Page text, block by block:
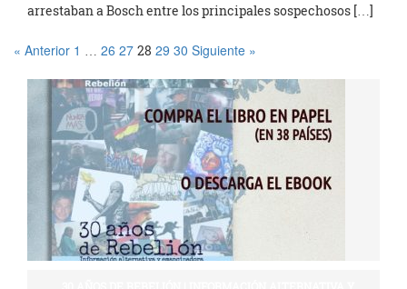
arrestaban a Bosch entre los principales sospechosos […]
« Anterior 1 26 27 28 29 30 Siguiente »